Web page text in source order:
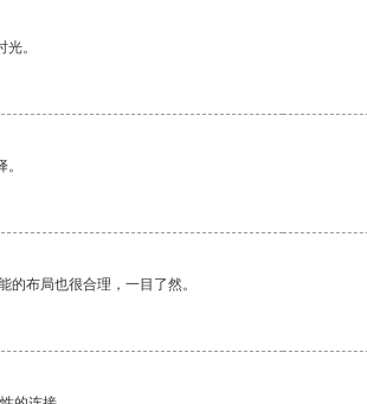
。
布局也很合理，一目了然。